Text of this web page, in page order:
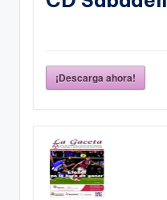
¡Descarga ahora!